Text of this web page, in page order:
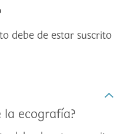
debe de estar suscrito
la ecografía?